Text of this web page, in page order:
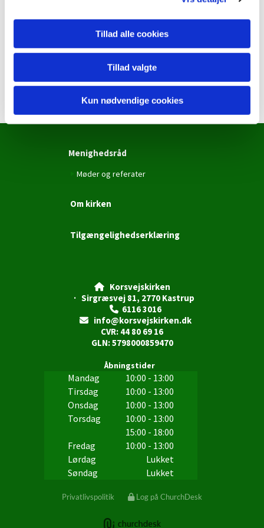
Tillad alle cookies
Tillad valgte
Kun nødvendige cookies
indeholder personfølsomme oplysninger, skal du
bruge en sikker forbindelse. Den kommer du ind på
Send sikkert til Korsvjeskirken
Menighedsråd
Møder og referater
Om kirken
Tilgængelighedserklæring
Korsvejskirken
· Sirgræsvej 81, 2770 Kastrup
 6116 3016

info@korsvejskirken.dk
CVR: 44 80 69 16
GLN: 5798000859470
Åbningstider
Mandag
10:00 - 13:00
Tirsdag
10:00 - 13:00
Onsdag
10:00 - 13:00
Torsdag
10:00 - 13:00
15:00 - 18:00
Fredag
10:00 - 13:00
Lørdag
Lukket
Søndag
Lukket
Privatlivspolitik Log på ChurchDesk